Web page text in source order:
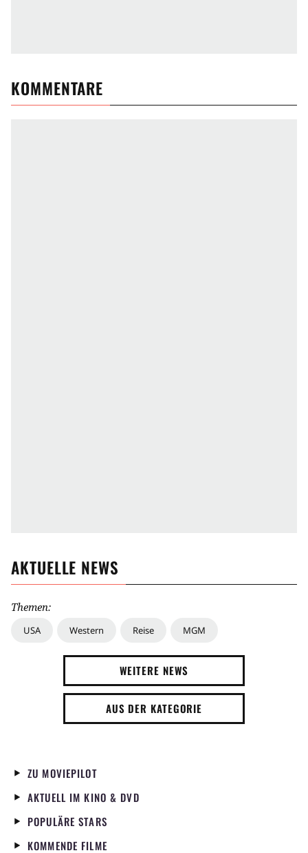
KOMMENTARE
AKTUELLE NEWS
Themen:
USA Western Reise MGM
WEITERE NEWS
AUS DER KATEGORIE
ZU MOVIEPILOT
AKTUELL IM KINO & DVD
POPULÄRE STARS
KOMMENDE FILME